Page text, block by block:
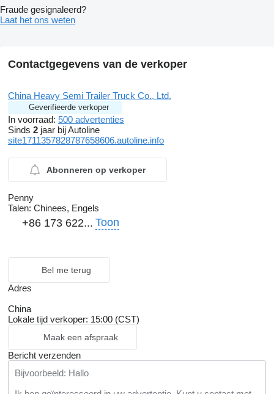
Fraude gesignaleerd?
Laat het ons weten
Contactgegevens van de verkoper
China Heavy Semi Trailer Truck Co., Ltd.
Geverifieerde verkoper
In voorraad: 500 advertenties
Sinds 2 jaar bij Autoline
site1711357828787658606.autoline.info
Abonneren op verkoper
Penny
Talen: Chinees, Engels
+86 173 622... Toon
Bel me terug
Adres
China
Lokale tijd verkoper: 15:00 (CST)
Maak een afspraak
Bericht verzenden